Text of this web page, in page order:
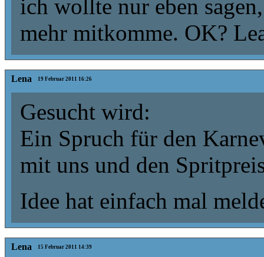
ich wollte nur eben
mehr mitkomme. OK?
Lena 19 Februar 2011 16:26
Gesucht wird:
Ein Spruch für den
mit uns und den
Idee hat einfach mal
Lena 15 Februar 2011 14:39